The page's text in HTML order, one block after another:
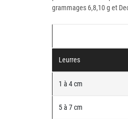
grammages 6,8,10 g et
Leurres
1 à 4 cm
5 à 7 cm